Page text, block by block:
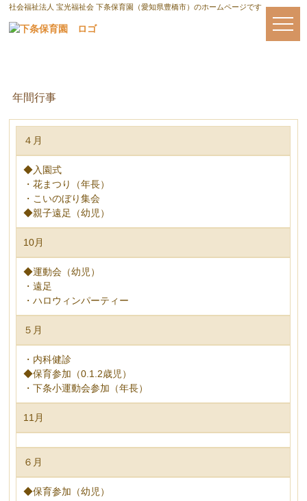
社会福祉法人 宝光福祉会 下条保育園（愛知県豊橋市）のホームページです
年間行事
４月
◆入園式
・花まつり（年長）
・こいのぼり集会
◆親子遠足（幼児）
10月
◆運動会（幼児）
・遠足
・ハロウィンパーティー
５月
・内科健診
◆保育参加（0.1.2歳児）
・下条小運動会参加（年長）
11月
６月
◆保育参加（幼児）